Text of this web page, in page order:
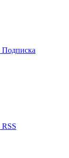
Подписка
RSS